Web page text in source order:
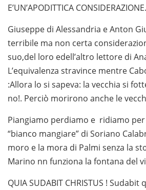
E’UN’APODITTICA CONSIDERAZIONE.
Giuseppe di Alessandria e Anton
terribile ma non certa
suo,del loro edell’altro lettore di
L’equivalenza stravince mentre
:Allora lo si sapeva: la vecchia si
no!. Perciò morirono anche le
Piangiamo perdiamo e ridiamo
“bianco mangiare” di Soriano
moro e la mora di Palmi senza la
Marino nn funziona la fontana del
QUIA SUDABIT CHRISTUS !